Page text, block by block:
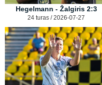
Hegelmann - Žalgiris 2:3
24 turas / 2026-07-27